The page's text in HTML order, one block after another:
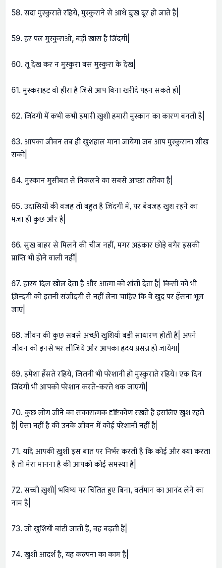
58. सदा मुस्कुराते रहिये, मुस्कुराने से आधे दुःख दूर हो जाते है|
59. हर पल मुस्कुराओ, बड़ी खास है जिंदगी|
60. तू देख कर न मुस्कुरा बस मुस्कुरा के देख|
61. मुस्कराहट वो हीरा है जिसे आप बिना खरीदे पहन सकते हो|
62. जिंदगी में कभी कभी हमारी ख़ुशी हमारी मुस्कान का कारण बनती है|
63. आपका जीवन तब ही खुशहाल माना जायेगा जब आप मुस्कुराना सीख
सको|
64. मुस्कान मुसीबत से निकलने का सबसे अच्छा तरीका है|
65. उदासियों की वजह तो बहुत है जिंदगी में, पर बेवजह खुश रहने का
मज़ा ही कुछ और है|
66. सुख बाहर से मिलने की चीज नहीं, मगर अहंकार छोड़े बगैर इसकी
प्राप्ति भी होने वाली नहीं|
67. हास्य दिल खोल देता है और आत्मा को शांती देता है| किसी को भी
ज़िन्दगी को इतनी संजीदगी से नहीं लेना चाहिए कि वे खुद पर हँसना भूल
जाएं|
68. जीवन की कुछ सबसे अच्छी खुशियाँ बड़ी साधारण होती हैं| अपने
जीवन को इनसे भर लीजिये और आपका ह्रदय प्रसन्न हो जायेगा|
69. हमेशा हँसते रहिये, जितनी भी परेशानी हो मुस्कुराते रहिये। एक दिन
जिंदगी भी आपको परेशान करते-करते थक जाएगी|
70. कुछ लोग जीने का सकारात्मक दृष्टिकोण रखते हैं इसलिए खुश रहते
हैं| ऐसा नहीं है की उनके जीवन में कोई परेशानी नहीं है|
71. यदि आपकी ख़ुशी इस बात पर निर्भर करती है कि कोई और क्या करता
है तो मेरा मानना है की आपको कोई समस्या है|
72. सच्ची ख़ुशी| भविष्य पर चिंतित हुए बिना, वर्तमान का आनंद लेने का
नाम है|
73. जो खुशियाँ बांटी जाती हैं, वह बढ़ती हैं|
74. खुशी आदर्श है, यह कल्पना का काम है|